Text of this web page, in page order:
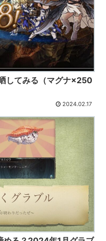
してみる（マグナ×250
2024.02.17